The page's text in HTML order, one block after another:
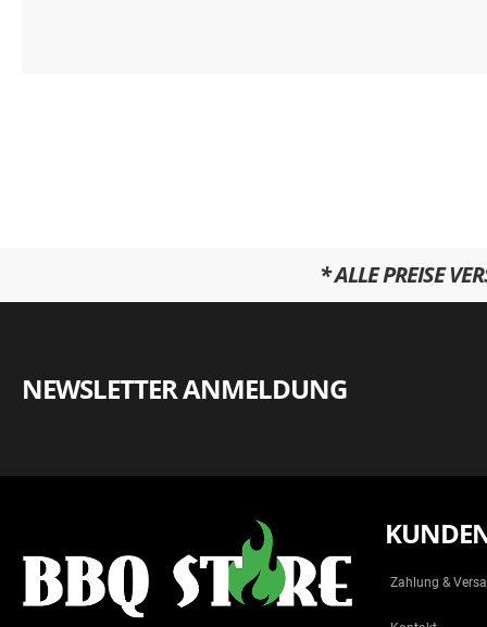
* ALLE PREISE
NEWSLETTER ANMELDUNG
Zahlung &